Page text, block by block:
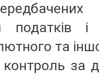
податків
та
контроль за